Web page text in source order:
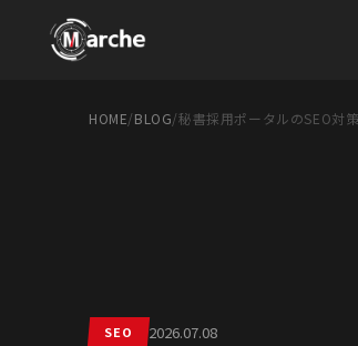
HOME/BLOG/秘書採用ポータルのSEO対
SEO 2026.07.08